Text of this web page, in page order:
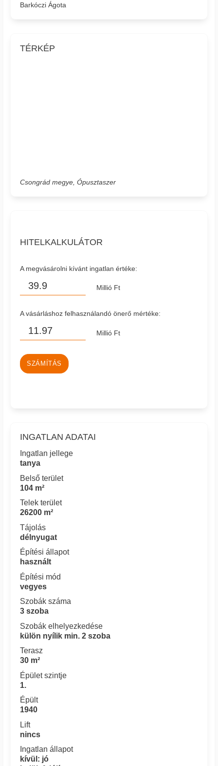
Barkóczi Ágota
TÉRKÉP
Csongrád megye, Ópusztaszer
HITELKALKULÁTOR
A megvásárolni kívánt ingatlan értéke:
Millió Ft
A vásárláshoz felhasználandó önerő mértéke:
Millió Ft
SZÁMÍTÁS
INGATLAN ADATAI
Ingatlan jellege
tanya
Belső terület
104 m²
Telek terület
26200 m²
Tájolás
délnyugat
Építési állapot
használt
Építési mód
vegyes
Szobák száma
3 szoba
Szobák elhelyezkedése
külön nyílik min. 2 szoba
Terasz
30 m²
Épület szintje
1.
Épült
1940
Lift
nincs
Ingatlan állapot
kívül: jó